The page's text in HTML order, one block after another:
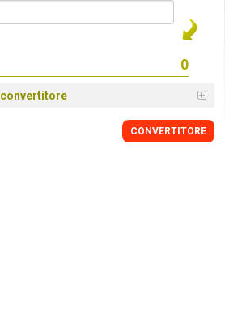
convertitore
CONVERTITORE